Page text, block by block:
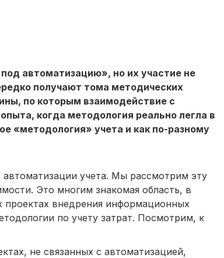
автоматизацию», но их участие не
получают тома методических
по которым взаимодействие с
когда методология реально легла в
«методология» учета и как по-разному
автоматизации учета. Мы рассмотрим эту
Это многим знакомая область, в
внедрения информационных
по учету затрат. Посмотрим, к
не связанных с автоматизацией,